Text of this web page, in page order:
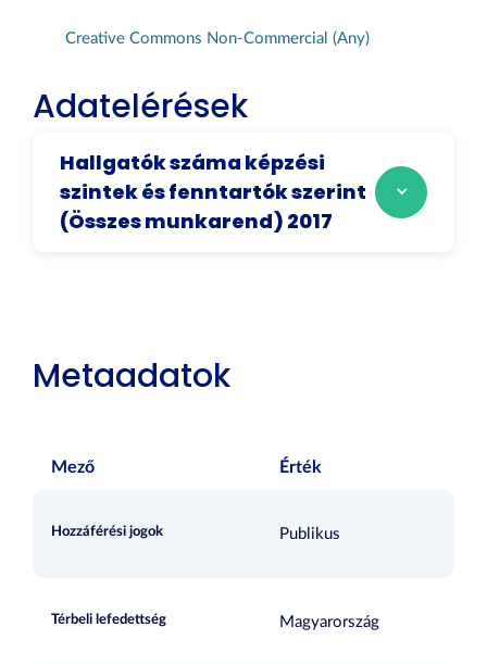
Creative Commons Non-Commercial (Any)
Adatelérések
Hallgatók száma képzési
szintek és fenntartók szerint
(Összes munkarend) 2017
Metaadatok
Mező Érték
Hozzáférési jogok Publikus
Térbeli lefedettség Magyarország